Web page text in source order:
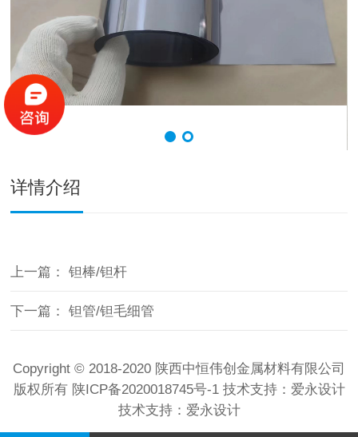
详情介绍
上一篇： 钽棒/钽杆
下一篇： 钽管/钽毛细管
Copyright © 2018-2020 陕西中恒伟创金属材料有限公司
版权所有 陕ICP备2020018745号-1技术支持： 爱永设计
技术支持： 爱永设计